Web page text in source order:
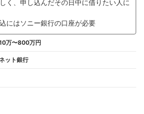
く、申し込んだその日中に借りたい人に
にはソニー銀行の口座が必要
万〜800万円
ット銀行